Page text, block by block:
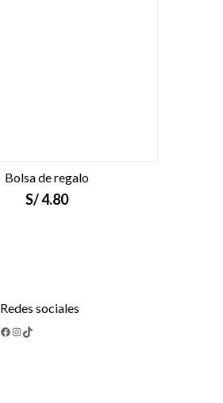
Bolsa de regalo
S/4.80
Redes sociales
Facebook Instagram TikTok